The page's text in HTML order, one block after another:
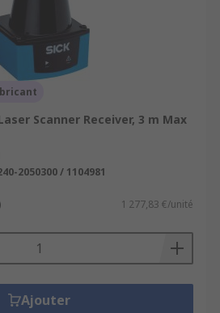
Scanner Receiver, 3 m Max
2050300 / 1104981
1 277,83 €/unité
Ajouter